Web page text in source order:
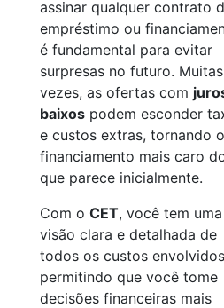
assinar qualquer contrato
empréstimo ou
é fundamental para evitar
surpresas no futuro. Muitas
vezes, as ofertas com
baixos podem esconder
e custos extras, tornando o
financiamento mais caro
que parece inicialmente.
Com o CET, você tem uma
visão clara e detalhada de
todos os custos
permitindo que você tome
decisões financeiras mais